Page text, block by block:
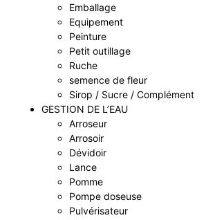
Emballage
Equipement
Peinture
Petit outillage
Ruche
semence de fleur
Sirop / Sucre / Complément
GESTION DE L’EAU
Arroseur
Arrosoir
Dévidoir
Lance
Pomme
Pompe doseuse
Pulvérisateur